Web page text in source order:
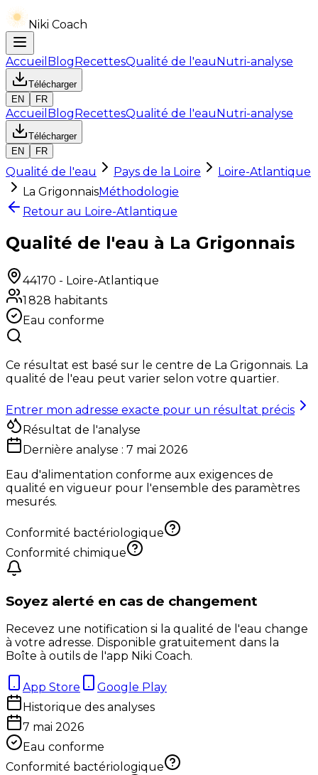
Niki Coach
Accueil BlogRecettesQualité de l'eauNutri-analyse
Télécharger
EN
FR
Accueil BlogRecettesQualité de l'eauNutri-analyse
Télécharger
EN
FR
Qualité de l'eau Pays de la Loire
Loire-Atlantique
La GrigonnaisMéthodologie
Retour au Loire-Atlantique
Qualité de l'eau à La Grigonnais
44170 - Loire-Atlantique
1 828 habitants
Eau conforme
Ce résultat est basé sur le centre de La Grigonnais. La
qualité de l'eau peut varier selon votre quartier.
Entrer mon adresse exacte pour un résultat précis
Résultat de l'analyse
Dernière analyse : 7 mai 2026
Eau d'alimentation conforme aux exigences de
qualité en vigueur pour l'ensemble des paramètres
mesurés.
Conformité bactériologique
Conformité chimique
Soyez alerté en cas de changement
Recevez une notification si la qualité de l'eau change
à votre adresse. Disponible gratuitement dans la
Boîte à outils de l'app Niki Coach.
App Store
Google Play
Historique des analyses
7 mai 2026
Eau conforme
Conformité bactériologique